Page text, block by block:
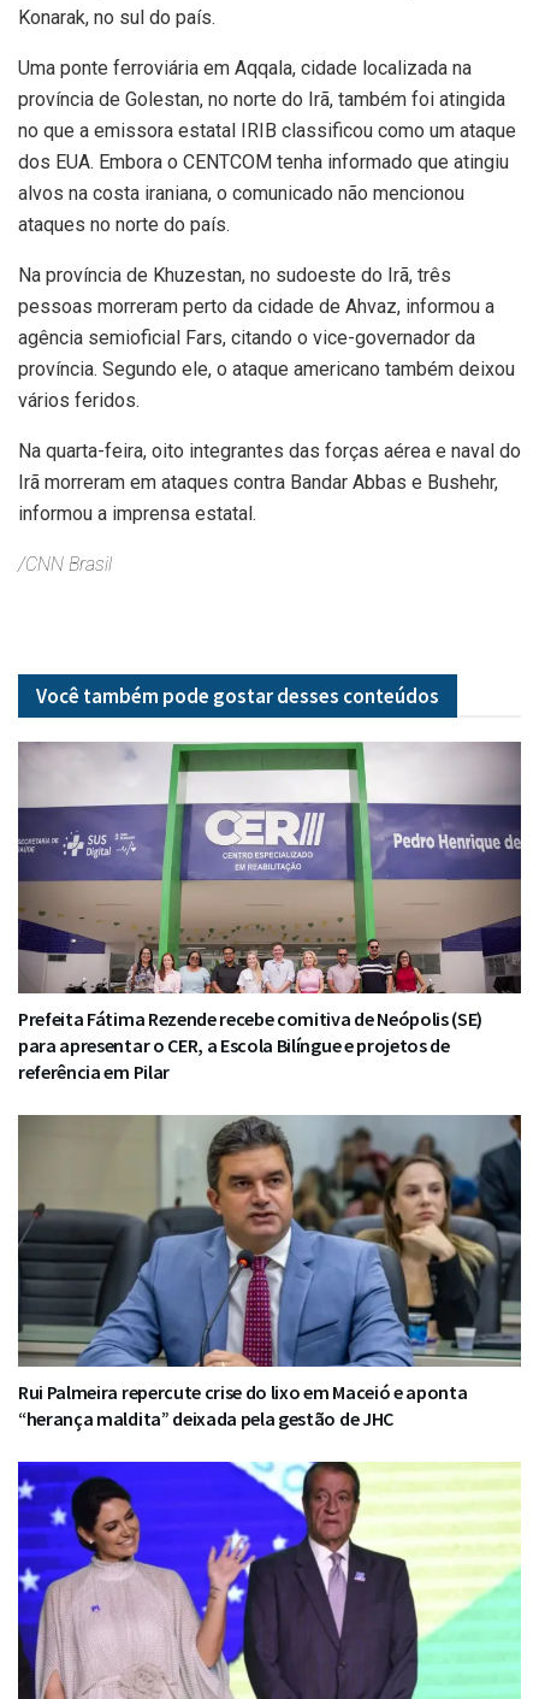
Konarak, no sul do país.
Uma ponte ferroviária em Aqqala, cidade localizada na
província de Golestan, no norte do Irã, também foi atingida
no que a emissora estatal IRIB classificou como um ataque
dos EUA. Embora o CENTCOM tenha informado que atingiu
alvos na costa iraniana, o comunicado não mencionou
ataques no norte do país.
Na província de Khuzestan, no sudoeste do Irã, três
pessoas morreram perto da cidade de Ahvaz, informou a
agência semioficial Fars, citando o vice-governador da
província. Segundo ele, o ataque americano também deixou
vários feridos.
Na quarta-feira, oito integrantes das forças aérea e naval do
Irã morreram em ataques contra Bandar Abbas e Bushehr,
informou a imprensa estatal.
/CNN Brasil
Você também pode gostar desses conteúdos
Prefeita Fátima Rezende recebe comitiva de Neópolis (SE)
para apresentar o CER, a Escola Bilíngue e projetos de
referência em Pilar
Rui Palmeira repercute crise do lixo em Maceió e aponta
“herança maldita” deixada pela gestão de JHC